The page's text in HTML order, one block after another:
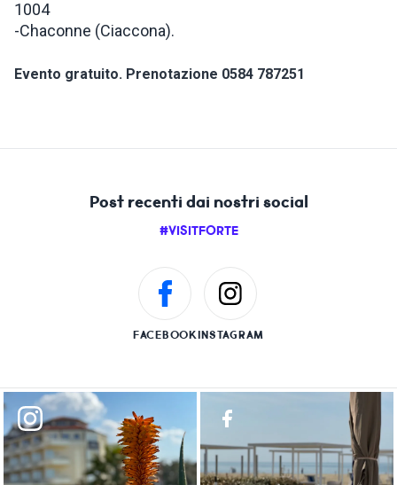
1004
-Chaconne (Ciaccona).
Evento gratuito. Prenotazione 0584 787251
Post recenti dai nostri social
#VISITFORTE
FACEBOOKINSTAGRAM